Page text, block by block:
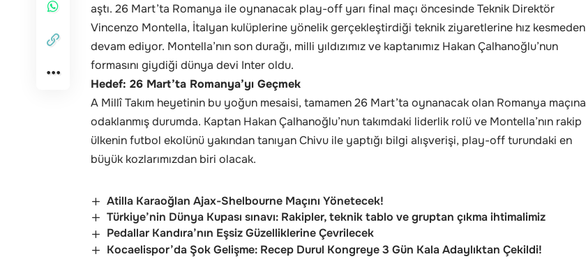
aştı. 26 Mart’ta Romanya ile oynanacak play-off yarı final maçı öncesinde Teknik Direktör
Vincenzo Montella, İtalyan kulüplerine yönelik gerçekleştirdiği teknik ziyaretlerine hız kesmeden
devam ediyor. Montella’nın son durağı, milli yıldızımız ve kaptanımız Hakan Çalhanoğlu’nun
formasını giydiği dünya devi Inter oldu.
Hedef: 26 Mart’ta Romanya’yı Geçmek
A Millî Takım heyetinin bu yoğun mesaisi, tamamen 26 Mart’ta oynanacak olan Romanya maçına
odaklanmış durumda. Kaptan Hakan Çalhanoğlu’nun takımdaki liderlik rolü ve Montella’nın rakip
ülkenin futbol ekolünü yakından tanıyan Chivu ile yaptığı bilgi alışverişi, play-off turundaki en
büyük kozlarımızdan biri olacak.
Atilla Karaoğlan Ajax-Shelbourne Maçını Yönetecek!
Türkiye’nin Dünya Kupası sınavı: Rakipler, teknik tablo ve gruptan çıkma ihtimalimiz
Pedallar Kandıra’nın Eşsiz Güzelliklerine Çevrilecek
Kocaelispor’da Şok Gelişme: Recep Durul Kongreye 3 Gün Kala Adaylıktan Çekildi!